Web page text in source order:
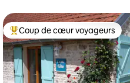
Coup de cœur voyageurs
Coup de cœur voyageurs